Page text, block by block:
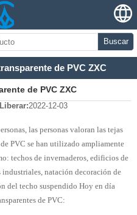
Buscar
de PVC ZXC
de PVC ZXC
Liberar:2022-12-03
las personas valoran las tejas
PVC se han utilizado ampliamente
techos de invernaderos, edificios de
natación decoración de
del techo suspendido Hoy en día
de PVC: